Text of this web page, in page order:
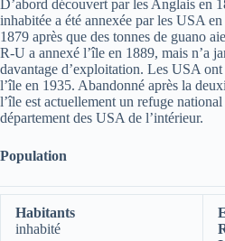
D’abord découvert par les Anglais en
inhabitée a été annexée par les USA
1879 après que des tonnes de guano
R-U a annexé l’île en 1889, mais n’a
davantage d’exploitation. Les USA
l’île en 1935. Abandonné après la
l’île est actuellement un refuge
département des USA de l’intérieur.
Population
Habitants
inhabité